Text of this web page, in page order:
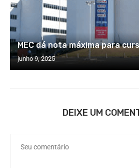
MEC dá nota máxima para
junho 9, 2025
DEIXE UM